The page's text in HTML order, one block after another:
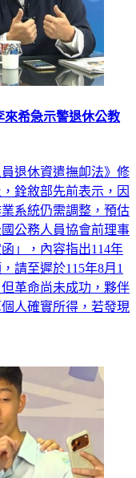
希急示警退休公教
退休資遣撫卹法》修
銓敘部先前表示，因
系統仍需調整，預估
公務人員協會前理事
」，內容指出114年
請至遲於115年8月1
革命尚未成功，夥伴
人確實所得，若發現